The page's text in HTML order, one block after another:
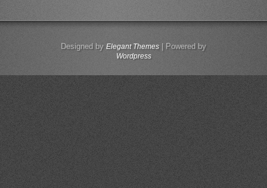
Designed by Elegant Themes| Powered by
Wordpress